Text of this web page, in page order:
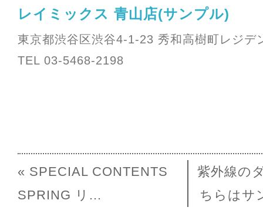
レイミックス 青山店(サンプル)
東京都渋谷区渋谷4-1-23 秀和高樹町レジ
TEL 03-5468-2198
« SPECIAL CONTENTS
SPRING リ...
紫外線の
ちらはサ